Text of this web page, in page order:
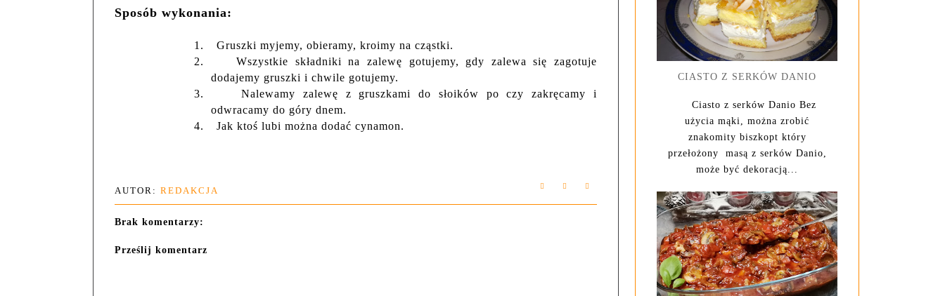
Sposób wykonania:
1.
Gruszki myjemy, obieramy, kroimy na cząstki.
2.
Wszystkie składniki na zalewę gotujemy, gdy zalewa się zagotuje
dodajemy gruszki i chwile gotujemy.
3.
Nalewamy zalewę z gruszkami do słoików po czy zakręcamy i
odwracamy do góry dnem.
4.
Jak ktoś lubi można dodać cynamon.
AUTOR: REDAKCJA
Brak komentarzy:
Prześlij komentarz
CIASTO Z SERKÓW DANIO
Ciasto z serków Danio Bez
użycia mąki, można zrobić
znakomity biszkopt który
przełożony masą z serków Danio,
może być dekoracją...